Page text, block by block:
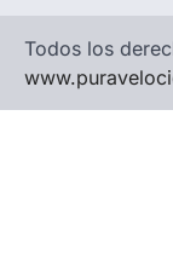
Todos los